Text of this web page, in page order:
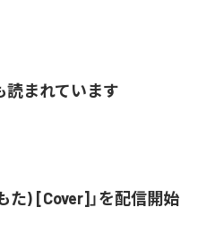
読まれています
た) [Cover]」を配信開始